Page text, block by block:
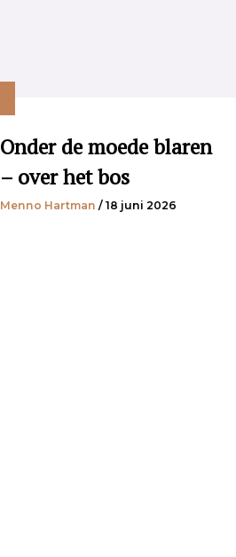
Onder de moede blaren
– over het bos
Menno Hartman / 18 juni 2026